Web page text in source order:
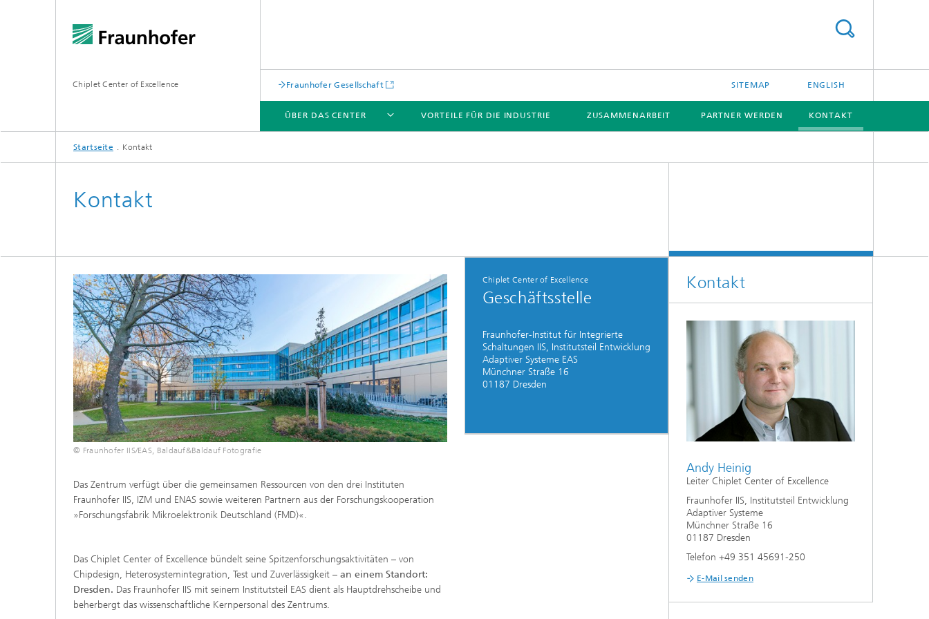
Chiplet Center of Excellence Fraunhofer Gesellschaft SITEMAP ENGLISH
ÜBER DAS CENTER
ÜBER DAS CENTER
VORTEILE FÜR DIE INDUSTRIE ZUSAMMENARBEIT PARTNER WERDEN KONTAKT
Startseite Kontakt
Kontakt
© Fraunhofer IIS/EAS, Baldauf&Baldauf Fotografie
Das Zentrum verfügt über die gemeinsamen Ressourcen von den drei Instituten
Fraunhofer IIS, IZM und ENAS sowie weiteren Partnern aus der Forschungskooperation
»Forschungsfabrik Mikroelektronik Deutschland (FMD)«.
Das Chiplet Center of Excellence bündelt seine Spitzenforschungsaktivitäten – von
Chipdesign, Heterosystemintegration, Test und Zuverlässigkeit – an einem Standort:
Dresden. Das Fraunhofer IIS mit seinem Institutsteil EAS dient als Hauptdrehscheibe und
beherbergt das wissenschaftliche Kernpersonal des Zentrums.
Chiplet Center of Excellence
Geschäftsstelle
Fraunhofer-Institut für Integrierte
Schaltungen IIS, Institutsteil Entwicklung
Adaptiver Systeme EAS
Münchner Straße 16
01187 Dresden
Kontakt
Andy Heinig
Leiter Chiplet Center of Excellence
Fraunhofer IIS, Institutsteil Entwicklung
Adaptiver Systeme
Münchner Straße 16
01187 Dresden
Telefon +49 351 45691-250
E-Mail senden